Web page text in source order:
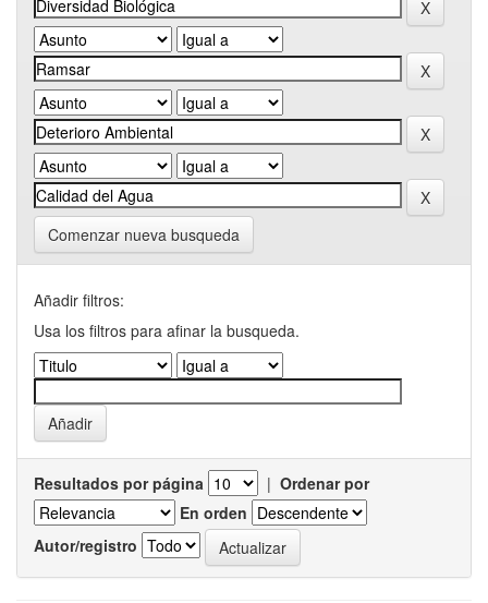
Comenzar nueva busqueda
Añadir filtros:
Usa los filtros para afinar la busqueda.
Resultados por página | Ordenar por
En orden
Autor/registro